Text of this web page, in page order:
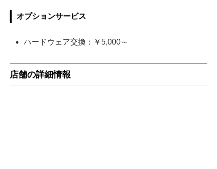
オプションサービス
ハードウェア交換：￥5,000～
店舗の詳細情報